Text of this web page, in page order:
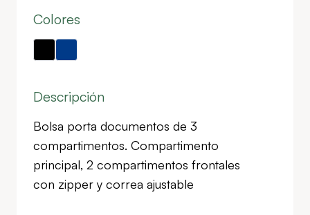
Colores
Descripción
Bolsa porta documentos de 3
compartimentos. Compartimento
principal, 2 compartimentos frontales
con zipper y correa ajustable